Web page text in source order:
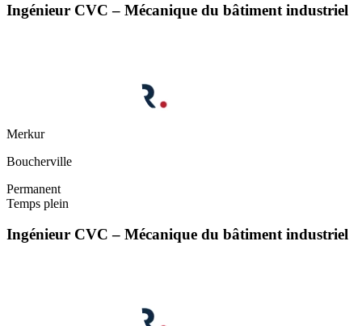
Ingénieur CVC – Mécanique du bâtiment industriel
Merkur
Boucherville
Permanent
Temps plein
Ingénieur CVC – Mécanique du bâtiment industriel